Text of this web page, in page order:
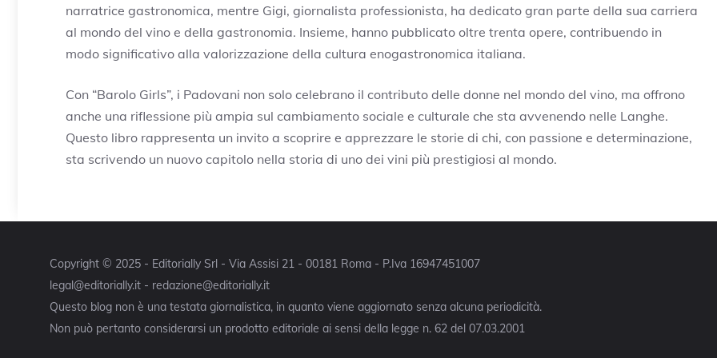
narratrice gastronomica, mentre Gigi, giornalista professionista, ha dedicato gran parte della sua carriera
al mondo del vino e della gastronomia. Insieme, hanno pubblicato oltre trenta opere, contribuendo in
modo significativo alla valorizzazione della cultura enogastronomica italiana.
Con “Barolo Girls”, i Padovani non solo celebrano il contributo delle donne nel mondo del vino, ma offrono
anche una riflessione più ampia sul cambiamento sociale e culturale che sta avvenendo nelle Langhe.
Questo libro rappresenta un invito a scoprire e apprezzare le storie di chi, con passione e determinazione,
sta scrivendo un nuovo capitolo nella storia di uno dei vini più prestigiosi al mondo.
Copyright © 2025 - Editorially Srl - Via Assisi 21 - 00181 Roma - P.Iva 16947451007
legal@editorially.it - redazione@editorially.it
Questo blog non è una testata giornalistica, in quanto viene aggiornato senza alcuna periodicità.
Non può pertanto considerarsi un prodotto editoriale ai sensi della legge n. 62 del 07.03.2001